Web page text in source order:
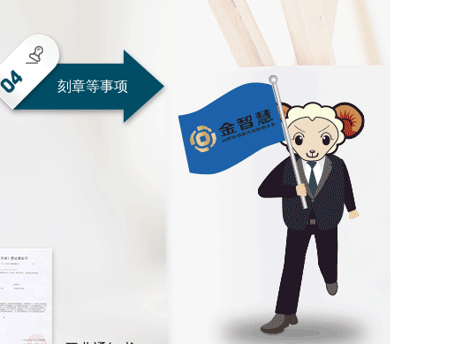
刻章等事项